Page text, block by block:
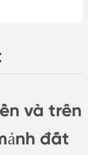
và trên
đất